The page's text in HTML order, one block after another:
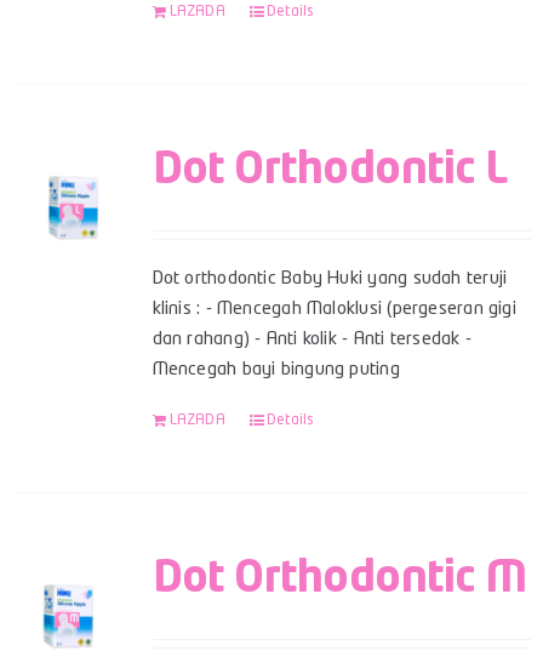
LAZADA Details
Dot Orthodontic L
Dot orthodontic Baby Huki yang sudah teruji
klinis : - Mencegah Maloklusi (pergeseran gigi
dan rahang) - Anti kolik - Anti tersedak -
Mencegah bayi bingung puting
LAZADA Details
Dot Orthodontic M